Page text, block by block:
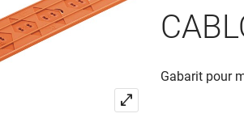
Gabarit pour